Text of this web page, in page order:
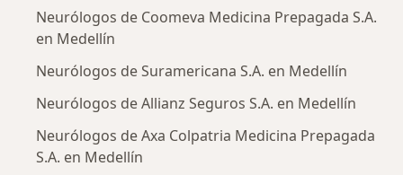
Neurólogos de Coomeva Medicina Prepagada S.A.
en Medellín
Neurólogos de Suramericana S.A. en Medellín
Neurólogos de Allianz Seguros S.A. en Medellín
Neurólogos de Axa Colpatria Medicina Prepagada
S.A. en Medellín